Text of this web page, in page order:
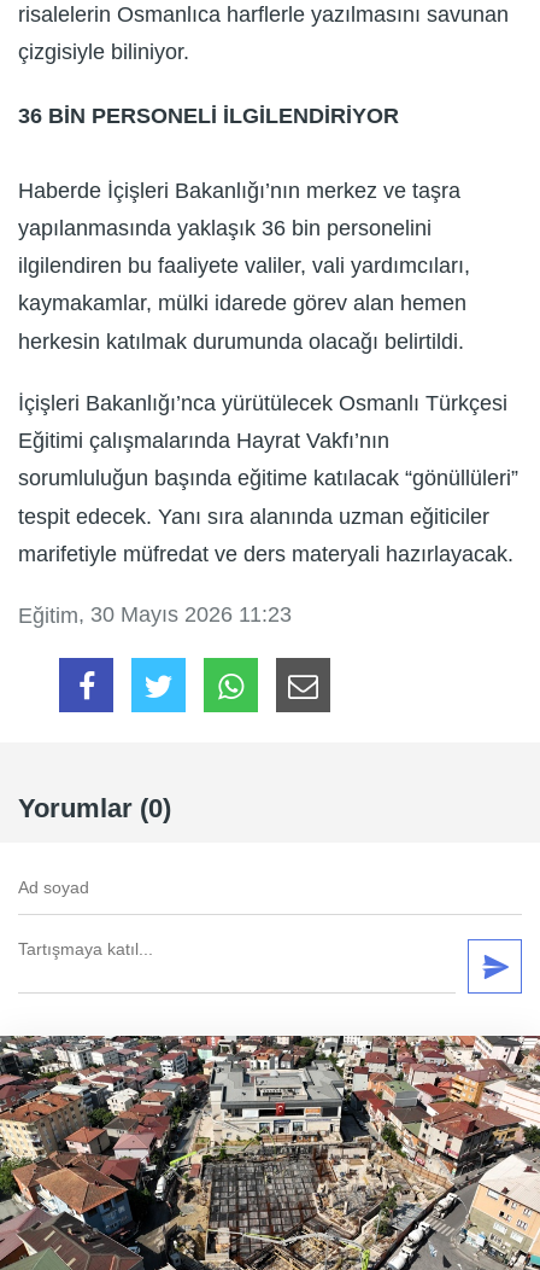
risalelerin Osmanlıca harflerle yazılmasını savunan
çizgisiyle biliniyor.
36 BİN PERSONELİ İLGİLENDİRİYOR
Haberde İçişleri Bakanlığı’nın merkez ve taşra
yapılanmasında yaklaşık 36 bin personelini
ilgilendiren bu faaliyete valiler, vali yardımcıları,
kaymakamlar, mülki idarede görev alan hemen
herkesin katılmak durumunda olacağı belirtildi.
İçişleri Bakanlığı’nca yürütülecek Osmanlı Türkçesi
Eğitimi çalışmalarında Hayrat Vakfı’nın
sorumluluğun başında eğitime katılacak “gönüllüleri”
tespit edecek. Yanı sıra alanında uzman eğiticiler
marifetiyle müfredat ve ders materyali hazırlayacak.
Eğitim, 30 Mayıs 2026 11:23
Yorumlar (0)